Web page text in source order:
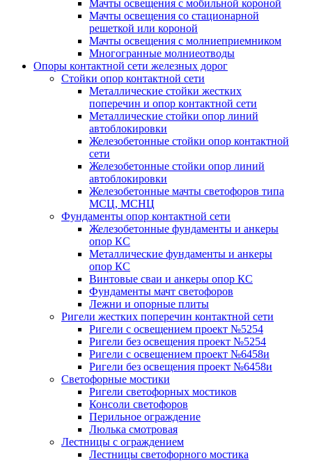
Мачты освещения с мобильной короной
Мачты освещения со стационарной
решеткой или короной
Мачты освещения с молниеприемником
Многогранные молниеотводы
Опоры контактной сети железных дорог
Стойки опор контактной сети
Металлические стойки жестких
поперечин и опор контактной сети
Металлические стойки опор линий
автоблокировки
Железобетонные стойки опор контактной
сети
Железобетонные стойки опор линий
автоблокировки
Железобетонные мачты светофоров типа
МСЦ, МСНЦ
Фундаменты опор контактной сети
Железобетонные фундаменты и анкеры
опор КС
Металлические фундаменты и анкеры
опор КС
Винтовые сваи и анкеры опор КС
Фундаменты мачт светофоров
Лежни и опорные плиты
Ригели жестких поперечин контактной сети
Ригели с освещением проект №5254
Ригели без освещения проект №5254
Ригели с освещением проект №6458и
Ригели без освещения проект №6458и
Светофорные мостики
Ригели светофорных мостиков
Консоли светофоров
Перильное ограждение
Люлька смотровая
Лестницы с ограждением
Лестницы светофорного мостика